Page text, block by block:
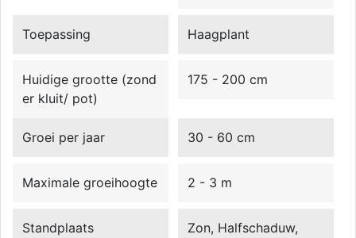
Toepassing Haagplant
Huidige grootte (zond
er kluit/ pot)
175 - 200 cm
Groei per jaar 30 - 60 cm
Maximale groeihoogte 2 - 3 m
Standplaats
Zon, Halfschaduw,